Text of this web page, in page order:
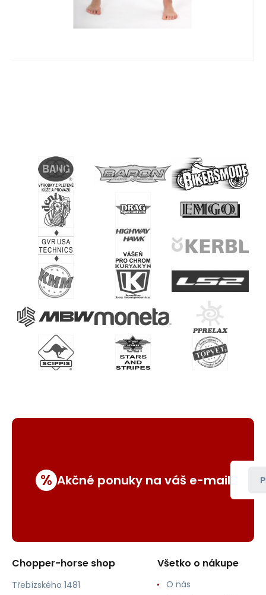
% Akčné ponuky na váš e-mail
Chopper-horse shop
Třebízského 1481
Všetko o nákupe
O nás